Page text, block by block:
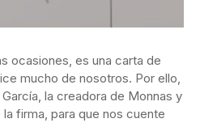
ocasiones, es una carta de
mucho de nosotros. Por ello,
la creadora de Monnas y
firma, para que nos cuente